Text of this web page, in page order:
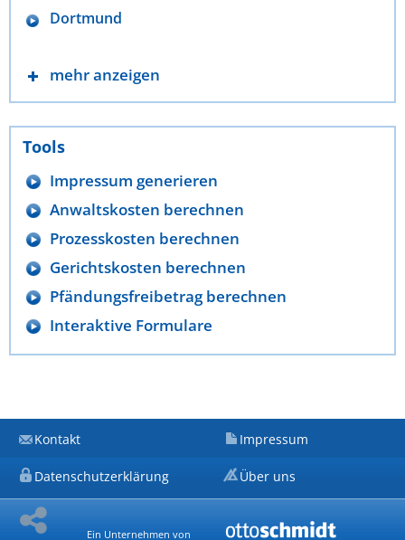
Dortmund
mehr anzeigen
Tools
Impressum generieren
Anwaltskosten berechnen
Prozesskosten berechnen
Gerichtskosten berechnen
Pfändungsfreibetrag berechnen
Interaktive Formulare
Kontakt Impressum
Datenschutzerklärung Über uns
Ein Unternehmen von